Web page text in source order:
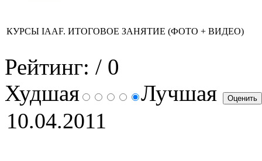
КУРСЫ IAAF. ИТОГОВОЕ ЗАНЯТИЕ (ФОТО + ВИДЕО)
Рейтинг: / 0
Худшая
Лучшая
10.04.2011